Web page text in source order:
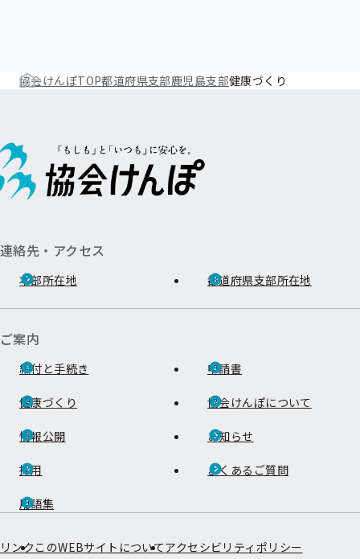
協会けんぽTOP都道府県支部鹿児島支部健康づくり
連絡先・アクセス
本部所在地 都道府県支部所在地
ご案内
給付と手続き 申請書
健康づくり 協会けんぽについて
情報公開 お知らせ
採用 よくあるご質問
用語集
リンク このWEBサイトについてアクセシビリティポリシー